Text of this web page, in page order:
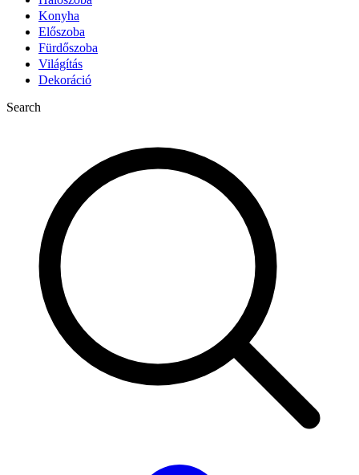
Konyha
Előszoba
Fürdőszoba
Világítás
Dekoráció
Search